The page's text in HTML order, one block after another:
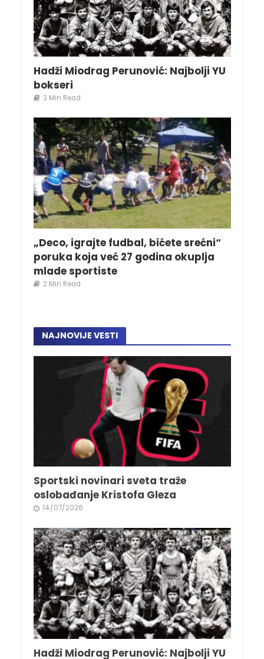
Hadži Miodrag Perunović: Najbolji YU
bokseri
3 Min Read
„Deco, igrajte fudbal, bićete srećni“
poruka koja već 27 godina okuplja
mlade sportiste
2 Min Read
NAJNOVIJE VESTI
Sportski novinari sveta traže
oslobađanje Kristofa Gleza
14/07/2026
Hadži Miodrag Perunović: Najbolji YU